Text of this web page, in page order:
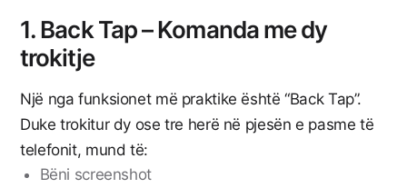
1. Back Tap – Komanda me dy
trokitje
Një nga funksionet më praktike është “Back Tap”.
Duke trokitur dy ose tre herë në pjesën e pasme të
telefonit, mund të:
Bëni screenshot